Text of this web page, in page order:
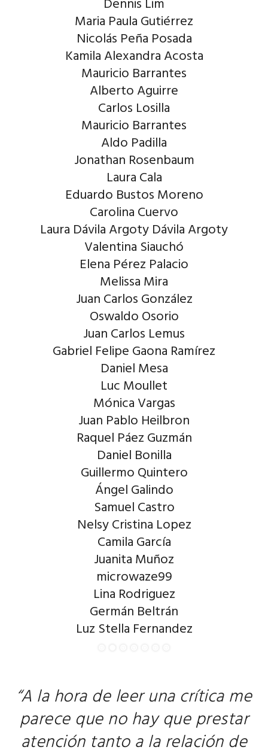
Dennis Lim
Maria Paula Gutiérrez
Nicolás Peña Posada
Kamila Alexandra Acosta
Mauricio Barrantes
Alberto Aguirre
Carlos Losilla
Mauricio Barrantes
Aldo Padilla
Jonathan Rosenbaum
Laura Cala
Eduardo Bustos Moreno
Carolina Cuervo
Laura Dávila Argoty Dávila Argoty
Valentina Siauchó
Elena Pérez Palacio
Melissa Mira
Juan Carlos González
Oswaldo Osorio
Juan Carlos Lemus
Gabriel Felipe Gaona Ramírez
Daniel Mesa
Luc Moullet
Mónica Vargas
Juan Pablo Heilbron
Raquel Páez Guzmán
Daniel Bonilla
Guillermo Quintero
Ángel Galindo
Samuel Castro
Nelsy Cristina Lopez
Camila García
Juanita Muñoz
microwaze99
Lina Rodriguez
Germán Beltrán
Luz Stella Fernandez
“A la hora de leer una crítica me
parece que no hay que prestar
atención tanto a la relación de